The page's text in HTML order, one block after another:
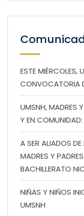
ESTE MIÉRCOLES,
CONVOCATORIA
UMSNH, MADRES
Y EN
A SER ALIADOS
MADRES Y
BACHILLERATO
NIÑAS Y NIÑOS
UMSNH